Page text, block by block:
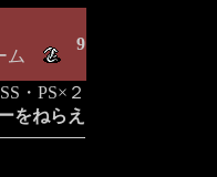
9
ム
・PS×２
をねらえ